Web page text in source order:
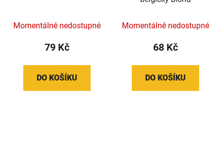
Momentálně nedostupné
79 Kč
DO KOŠÍKU
Momentálně nedostupné
68 Kč
DO KOŠÍKU